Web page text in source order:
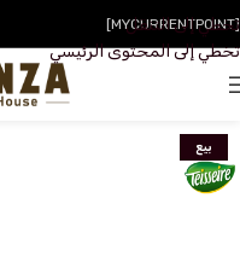
تخطي إلى التنقل
تخطي إلى المحتوى الرئيسي
[MYCURRENTPOINT]
بيع